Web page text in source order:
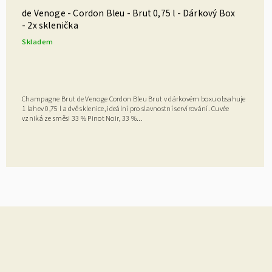
de Venoge - Cordon Bleu - Brut 0,75 l - Dárkový Box
- 2x sklenička
Skladem
Champagne Brut de Venoge Cordon Bleu Brut v dárkovém boxu obsahuje
1 lahev 0,75 l a dvě sklenice, ideální pro slavnostní servírování. Cuvée
vzniká ze směsi 33 % Pinot Noir, 33 %...